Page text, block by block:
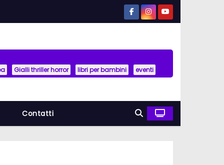
Gialli thriller horror libri per bambini eventi
Contatti